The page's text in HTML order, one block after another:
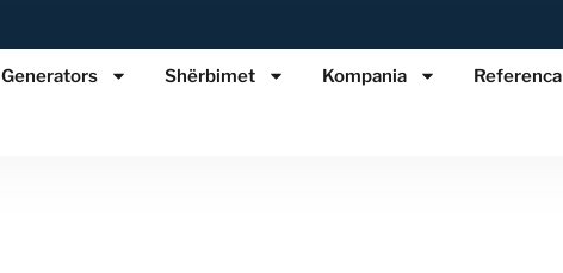
Generators Shërbimet Kompania Referenca